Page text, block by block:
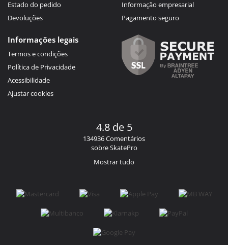
Estado do pedido
Devoluções
Informação empresarial
Pagamento seguro
Informações legais
Termos e condições
Política de Privacidade
Acessibilidade
Ajustar cookies
4.8 de 5
134936 Comentários
sobre SkatePro
Mostrar tudo